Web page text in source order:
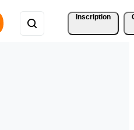
Inscription